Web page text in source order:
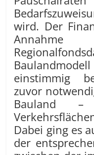
wird. Der
einstimmig
zuvor
Bauland –
Dabei ging es
der